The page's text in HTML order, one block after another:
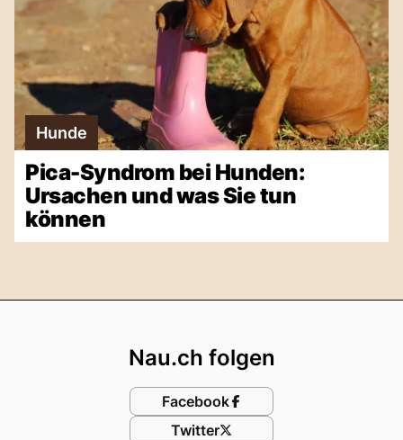
Hunde
Pica-Syndrom bei Hunden:
Ursachen und was Sie tun
können
Nau.ch folgen
Facebook
Twitter